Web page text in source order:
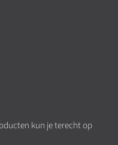
kun je terecht op